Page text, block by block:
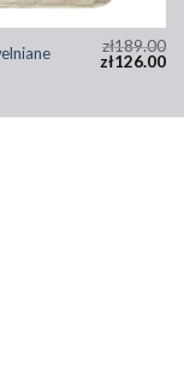
zł189.00
zł126.00